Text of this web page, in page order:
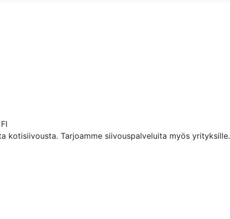
kotisiivousta. Tarjoamme siivouspalveluita myös yrityksille.